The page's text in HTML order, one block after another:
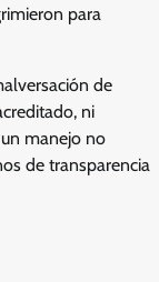
para
de
ni
manejo no
de transparencia